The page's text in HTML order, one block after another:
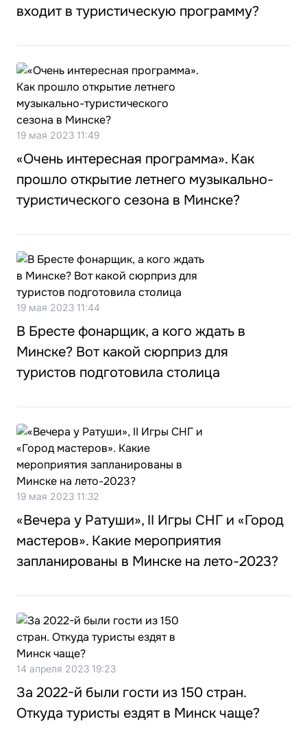
входит в туристическую программу?
19 мая 2023 11:49
«Очень интересная программа». Как
прошло открытие летнего музыкально-
туристического сезона в Минске?
19 мая 2023 11:44
В Бресте фонарщик, а кого ждать в
Минске? Вот какой сюрприз для
туристов подготовила столица
19 мая 2023 11:32
«Вечера у Ратуши», II Игры СНГ и «Город
мастеров». Какие мероприятия
запланированы в Минске на лето-2023?
14 апреля 2023 19:23
За 2022-й были гости из 150 стран.
Откуда туристы ездят в Минск чаще?